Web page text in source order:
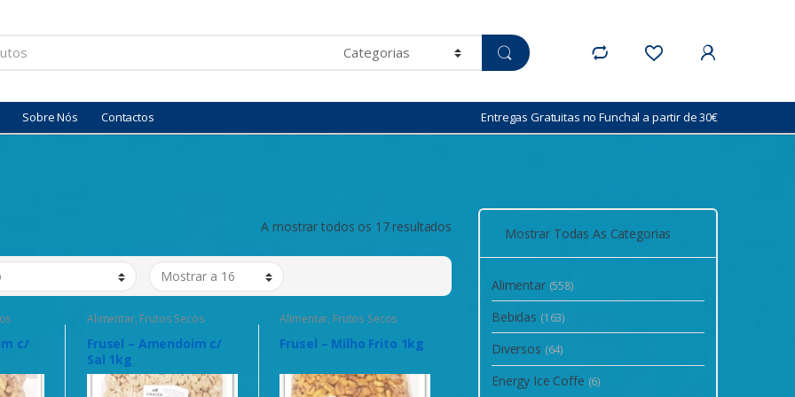
Sobre Nós Contactos Entregas Gratuitas no Funchal a partir de 30€
A mostrar todos os 17 resultados
c/
Alimentar, Frutos Secos
Frusel – Amendoim c/
Sal 1kg
Alimentar, Frutos Secos
Frusel – Milho Frito 1kg
Mostrar Todas As Categorias
Alimentar (558)
Bebidas (163)
Diversos (64)
Energy Ice Coffe (6)